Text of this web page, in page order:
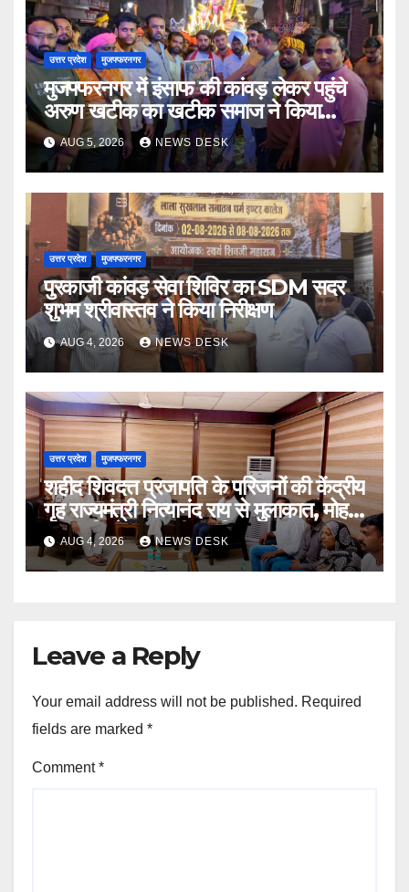
उत्तर प्रदेश मुजफ्फरनगर
मुजफ्फरनगर में इंसाफ की कांवड़ लेकर पहुंचे
अरुण खटीक का खटीक समाज ने किया
स्वागत
AUG 5, 2026 NEWS DESK
उत्तर प्रदेश मुजफ्फरनगर
पुरकाजी कांवड़ सेवा शिविर का SDM सदर
शुभम श्रीवास्तव ने किया निरीक्षण
AUG 4, 2026 NEWS DESK
उत्तर प्रदेश मुजफ्फरनगर
शहीद शिवदत्त प्रजापति के परिजनों की केंद्रीय
गृह राज्यमंत्री नित्यानंद राय से मुलाकात, मोहन
प्रजापति ने डॉ. संजीव बालियान का जताया
आभार
AUG 4, 2026 NEWS DESK
Leave a Reply
Your email address will not be published. Required
fields are marked *
Comment*